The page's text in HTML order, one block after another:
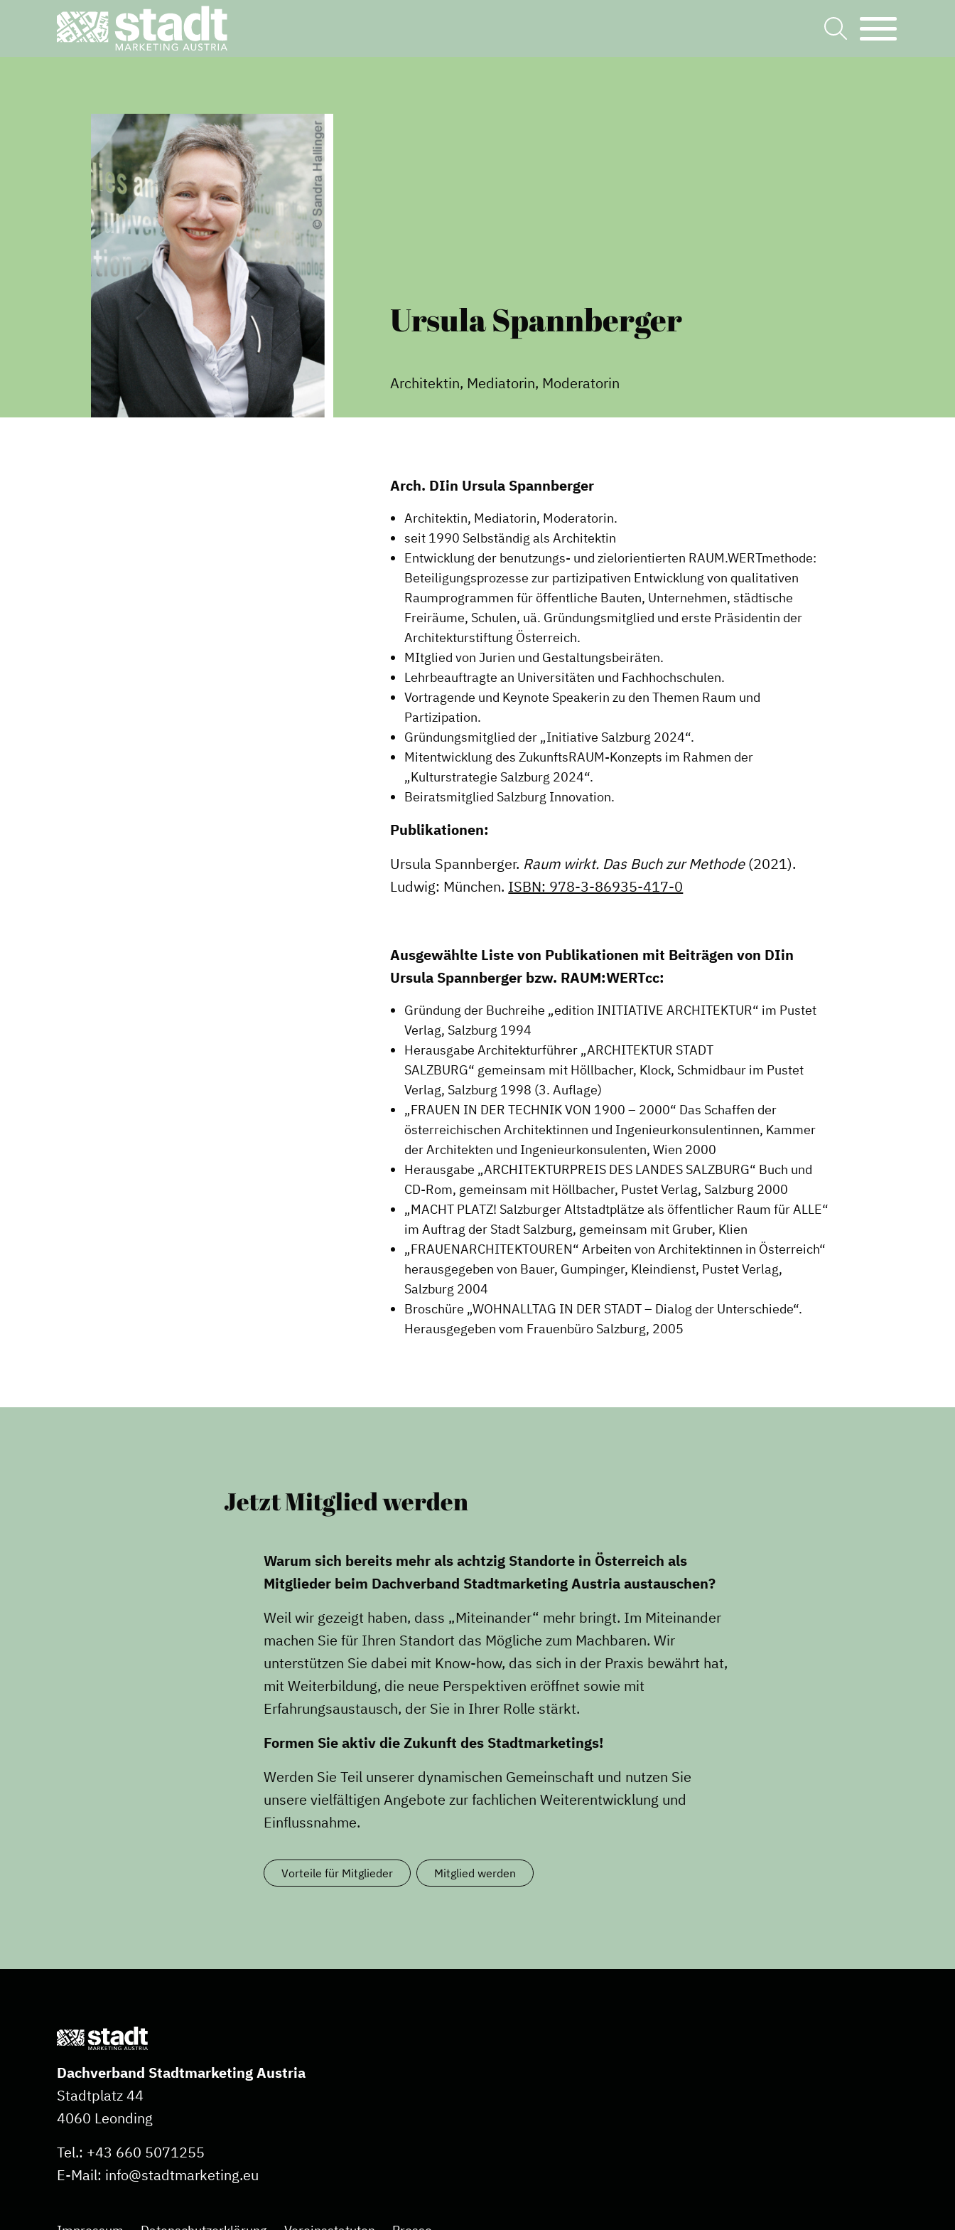
Stadtmarketing
Handlungsräume
Netzwerkmanagement
Stadtraumgestaltung
Projektmanagement
Contentmanagement
Datenmanagement
Serviceleistungen
Kooperationen
Service
Blog
Podcast
Informiert bleiben
Presse
Mosaik
Expertenwissen
Ursula Spannberger
Architektin, Mediatorin, Moderatorin
Arch. DIin Ursula Spannberger
Architektin, Mediatorin, Moderatorin.
seit 1990 Selbständig als Architektin
Entwicklung der benutzungs- und zielorientierten RAUM.WERTmethode:
Beteiligungsprozesse zur partizipativen Entwicklung von qualitativen
Raumprogrammen für öffentliche Bauten, Unternehmen, städtische
Freiräume, Schulen, uä. Gründungsmitglied und erste Präsidentin der
Architekturstiftung Österreich.
MItglied von Jurien und Gestaltungsbeiräten.
Lehrbeauftragte an Universitäten und Fachhochschulen.
Vortragende und Keynote Speakerin zu den Themen Raum und
Partizipation.
Gründungsmitglied der „Initiative Salzburg 2024“.
Mitentwicklung des ZukunftsRAUM-Konzepts im Rahmen der
„Kulturstrategie Salzburg 2024“.
Beiratsmitglied Salzburg Innovation.
Publikationen:
Ursula Spannberger. Raum wirkt. Das Buch zur Methode(2021).
Ludwig: München. ISBN: 978-3-86935-417-0
Ausgewählte Liste von Publikationen mit Beiträgen von DIin
Ursula Spannberger bzw. RAUM:WERTcc:
Gründung der Buchreihe „edition INITIATIVE ARCHITEKTUR“ im Pustet
Verlag, Salzburg 1994
Herausgabe Architekturführer „ARCHITEKTUR STADT
SALZBURG“ gemeinsam mit Höllbacher, Klock, Schmidbaur im Pustet
Verlag, Salzburg 1998 (3. Auflage)
„FRAUEN IN DER TECHNIK VON 1900 – 2000“ Das Schaffen der
österreichischen Architektinnen und Ingenieurkonsulentinnen, Kammer
der Architekten und Ingenieurkonsulenten, Wien 2000
Herausgabe „ARCHITEKTURPREIS DES LANDES SALZBURG“ Buch und
CD-Rom, gemeinsam mit Höllbacher, Pustet Verlag, Salzburg 2000
„MACHT PLATZ! Salzburger Altstadtplätze als öffentlicher Raum für ALLE“
im Auftrag der Stadt Salzburg, gemeinsam mit Gruber, Klien
„FRAUENARCHITEKTOUREN“ Arbeiten von Architektinnen in Österreich“
herausgegeben von Bauer, Gumpinger, Kleindienst, Pustet Verlag,
Salzburg 2004
Broschüre „WOHNALLTAG IN DER STADT – Dialog der Unterschiede“.
Herausgegeben vom Frauenbüro Salzburg, 2005
Jetzt Mitglied werden
Warum sich bereits mehr als achtzig Standorte in Österreich als
Mitglieder beim Dachverband Stadtmarketing Austria austauschen?
Weil wir gezeigt haben, dass „Miteinander“ mehr bringt. Im Miteinander
machen Sie für Ihren Standort das Mögliche zum Machbaren. Wir
unterstützen Sie dabei mit Know-how, das sich in der Praxis bewährt hat,
mit Weiterbildung, die neue Perspektiven eröffnet sowie mit
Erfahrungsaustausch, der Sie in Ihrer Rolle stärkt.
Formen Sie aktiv die Zukunft des Stadtmarketings!
Werden Sie Teil unserer dynamischen Gemeinschaft und nutzen Sie
unsere vielfältigen Angebote zur fachlichen Weiterentwicklung und
Einflussnahme.
Vorteile für Mitglieder Mitglied werden
Dachverband Stadtmarketing Austria
Stadtplatz 44
4060 Leonding
Tel.: +43 660 5071255
E-Mail: info@stadtmarketing.eu